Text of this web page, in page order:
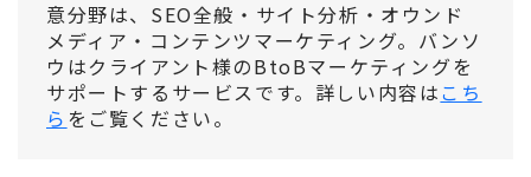
意分野は、SEO全般・サイト分析・オウンド
メディア・コンテンツマーケティング。バンソ
ウはクライアント様のBtoBマーケティングを
サポートするサービスです。詳しい内容はこち
ら をご覧ください。